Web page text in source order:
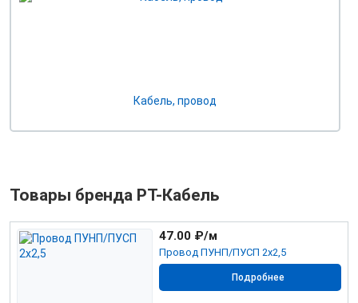
Кабель, провод
Товары бренда РТ-Кабель
Провод ПУНП/ПУСП 2х2,5
47.00 ₽/м
Подробнее